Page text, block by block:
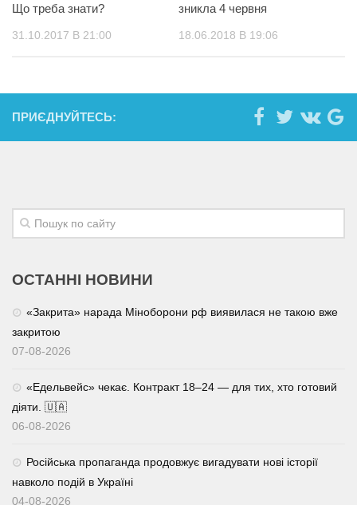
Що треба знати?
31.10.2017 В 21:00
зникла 4 червня
18.06.2018 В 19:06
ПРИЄДНУЙТЕСЬ:
ОСТАННІ НОВИНИ
«Закрита» нарада Міноборони рф виявилася не такою вже
закритою
07-08-2026
«Едельвейс» чекає. Контракт 18–24 — для тих, хто готовий
діяти. 🇺🇦
06-08-2026
Російська пропаганда продовжує вигадувати нові історії
навколо подій в Україні
04-08-2026